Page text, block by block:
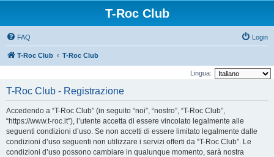
T-Roc Club
FAQ Login
T-Roc Club T-Roc Club
Lingua:
T-Roc Club - Registrazione
Accedendo a “T-Roc Club” (in seguito “noi”, “nostro”, “T-Roc Club”,
“https://www.t-roc.it”), l’utente accetta di essere vincolato legalmente alle
seguenti condizioni d’uso. Se non accetti di essere limitato legalmente dalle
condizioni d’uso seguenti non utilizzare i servizi offerti da “T-Roc Club”. Le
condizioni d’uso possono cambiare in qualunque momento, sarà nostra